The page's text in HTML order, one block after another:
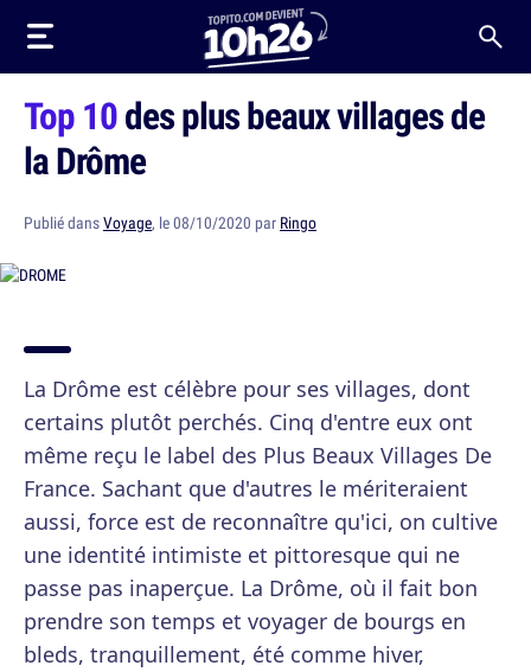
Top 10des plus beaux villages de
la Drôme
Publié dansVoyage, le 08/10/2020 par Ringo
La Drôme est célèbre pour ses villages, dont
certains plutôt perchés. Cinq d'entre eux ont
même reçu le label des Plus Beaux Villages De
France. Sachant que d'autres le mériteraient
aussi, force est de reconnaître qu'ici, on cultive
une identité intimiste et pittoresque qui ne
passe pas inaperçue. La Drôme, où il fait bon
prendre son temps et voyager de bourgs en
bleds, tranquillement, été comme hiver,